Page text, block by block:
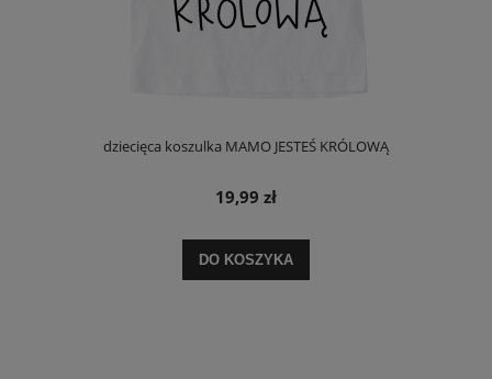
dziecięca koszulka MAMO JESTEŚ KRÓLOWĄ
19,99 zł
DO KOSZYKA